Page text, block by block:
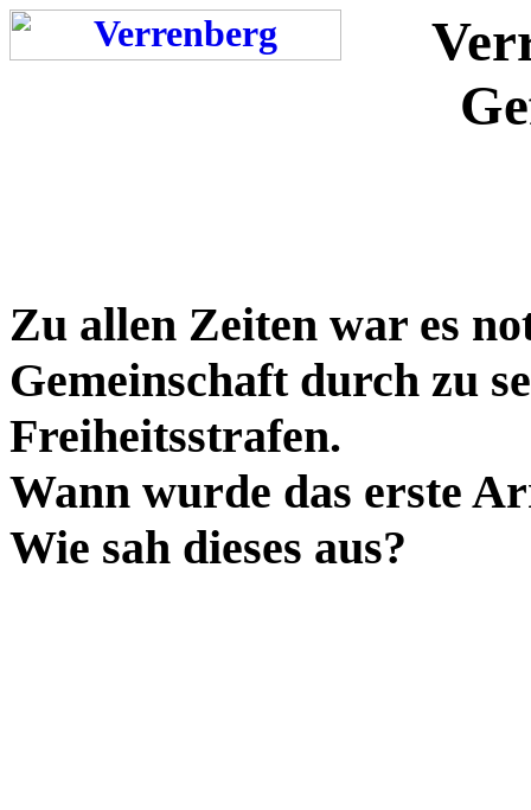
Zu allen Zeiten war es
Gemeinschaft durch zu
Freiheitsstrafen.
Wann wurde das erste
Wie sah dieses aus?